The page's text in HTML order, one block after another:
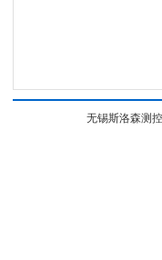
无锡斯洛森测